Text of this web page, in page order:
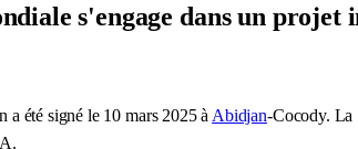
s'engage dans un
été signé le 10 mars 2025 à Abidjan-Cocody. La